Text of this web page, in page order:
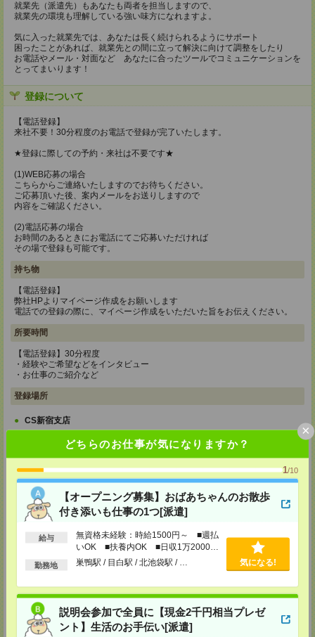
どちらのお仕事が気になりますか？
1/10
【オープニング募集】おばあちゃんのお散歩
付き添いも仕事の1つ[派遣]
給与
無資格未経験：時給1500円～ ■週払
いOK ■扶養内OK ■日収1万2000円
以上
勤務地 巣鴨駅 / 目白駅 / 北池袋駅 / … 気になる!
説明会参加で全員に【現金2千円相当プレゼ
ント】生活のお手伝い[派遣]
×
就業先（派遣先）もあなたも両者を担当しますので、
就業先の環境も理解している強い味方になれますよ。
気に入った就業先では、あなたは長く続けられるようにサポート
困ったことがあれば、就業先との間に立って解決に向けて調整をしたり
お電話やメール・対面など あなたに合ったツールでコミュニケーションを
とってまいります！
登録について
【電話登録】
来社不要！30分程度のお電話で登録が完了いたします。
★登録に際しての予約・来社は不要です★
(1)WEB応募の場合
こちらからご連絡いたしますのでお待ちください。
ご応募頂いた後、案内メールをお送りしますので
内容をご確認ください。
(2)電話応募の場合
お時間のあるときにお電話にてご応募いただければ
その場で登録も可能です。
持ち物
【電話登録】
弊社HPよりマイページ作成をお願いします
電話での登録の際に、マイページ作成をいただいた旨をお伝えください。
所要時間
【電話登録】30分程度
・経験やご希望などをインタビュー
・お仕事のご紹介など
登録場所
CS新宿支店
東京都新宿区西新宿 1-6-1 新宿エルタワー 17F
TEL：0120-659-458
MAIL：CS_SHINJUKU@manpowergroup.jp
担当：採用担当
CS立川支店
〒190-0012
東京都立川市曙町2-34-7 ファーレイーストビル 8F
TEL：0120-659-460
MAIL：CS_TACHIKAWA@manpowergroup.jp
〒220-8136
神奈川県横浜市西区みなとみらい 2-2-1 横浜ランドマークタワー36F
TEL：0120-659-459
MAIL：CS_YOKOHAMA@manpowergroup.jp
担当：採用担当